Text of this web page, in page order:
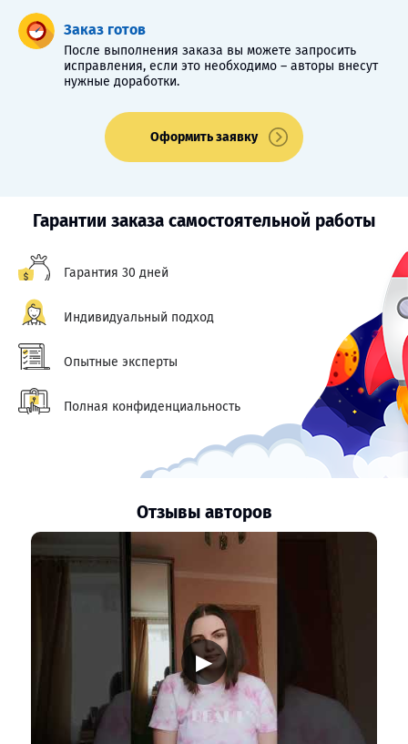
Заказ готов
После выполнения заказа вы можете запросить
исправления, если это необходимо – авторы внесут
нужные доработки.
Оформить заявку
Гарантии заказа самостоятельной работы
Гарантия 30 дней
Индивидуальный подход
Опытные эксперты
Полная конфиденциальность
Отзывы авторов
▶